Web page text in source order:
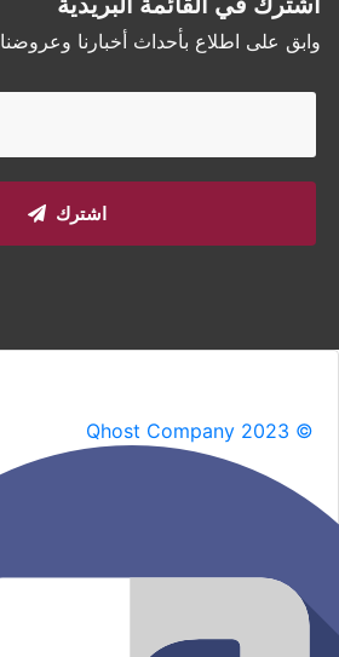
وابق على اطلاع بأحداث أخبارنا وعروضنا
اشترك
Qhost Company 2023 ©